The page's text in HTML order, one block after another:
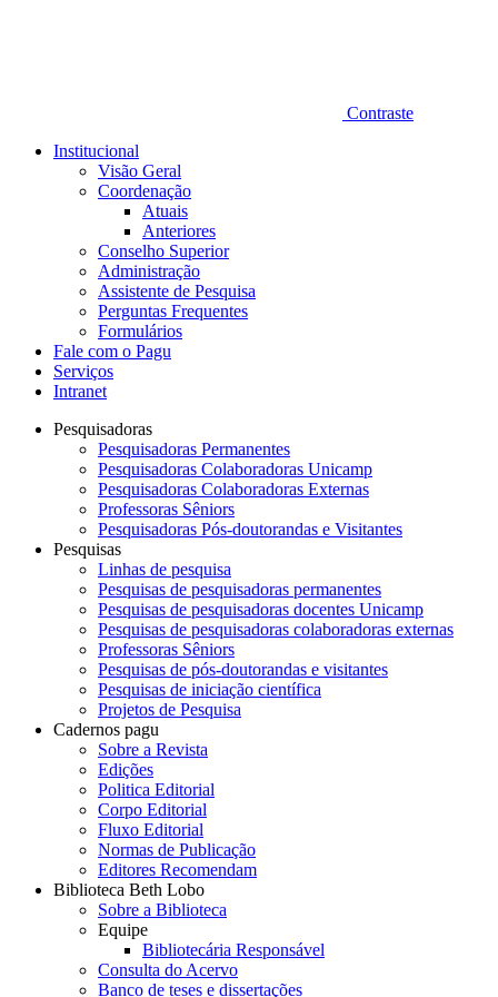
Contraste
Institucional
Visão Geral
Coordenação
Atuais
Anteriores
Conselho Superior
Administração
Assistente de Pesquisa
Perguntas Frequentes
Formulários
Fale com o Pagu
Serviços
Intranet
Pesquisadoras
Pesquisadoras Permanentes
Pesquisadoras Colaboradoras Unicamp
Pesquisadoras Colaboradoras Externas
Professoras Sêniors
Pesquisadoras Pós-doutorandas e Visitantes
Pesquisas
Linhas de pesquisa
Pesquisas de pesquisadoras permanentes
Pesquisas de pesquisadoras docentes Unicamp
Pesquisas de pesquisadoras colaboradoras externas
Professoras Sêniors
Pesquisas de pós-doutorandas e visitantes
Pesquisas de iniciação científica
Projetos de Pesquisa
Cadernos pagu
Sobre a Revista
Edições
Politica Editorial
Corpo Editorial
Fluxo Editorial
Normas de Publicação
Editores Recomendam
Biblioteca Beth Lobo
Sobre a Biblioteca
Equipe
Bibliotecária Responsável
Consulta do Acervo
Banco de teses e dissertações